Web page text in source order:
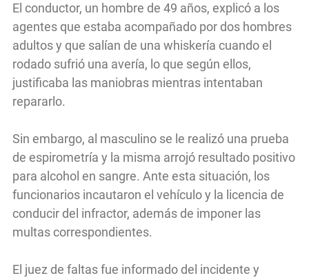
El conductor, un hombre de 49 años, explicó a los
agentes que estaba acompañado por dos hombres
adultos y que salían de una whiskería cuando el
rodado sufrió una avería, lo que según ellos,
justificaba las maniobras mientras intentaban
repararlo.
Sin embargo, al masculino se le realizó una prueba
de espirometría y la misma arrojó resultado positivo
para alcohol en sangre. Ante esta situación, los
funcionarios incautaron el vehículo y la licencia de
conducir del infractor, además de imponer las
multas correspondientes.
El juez de faltas fue informado del incidente y